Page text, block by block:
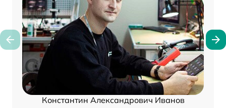
Константин Александрович Иванов